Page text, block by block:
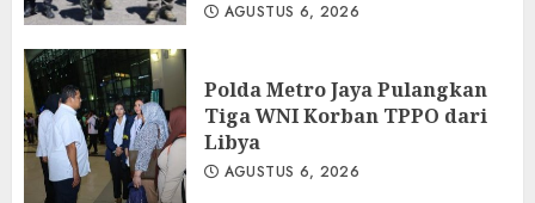
AGUSTUS 6, 2026
Polda Metro Jaya Pulangkan
Tiga WNI Korban TPPO dari
Libya
AGUSTUS 6, 2026